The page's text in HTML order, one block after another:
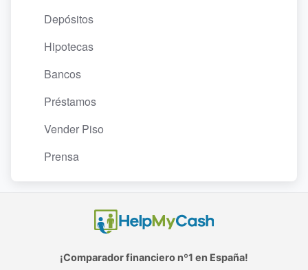
Depósitos
Hipotecas
Bancos
Préstamos
Vender Piso
Prensa
¡Comparador financiero nº1 en España!